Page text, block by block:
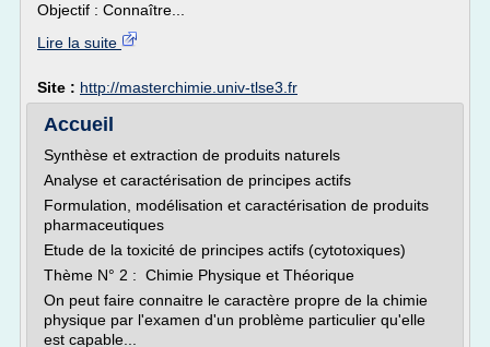
Objectif : Connaître...
Lire la suite
Site : http://masterchimie.univ-tlse3.fr
Accueil
Synthèse et extraction de produits naturels
Analyse et caractérisation de principes actifs
Formulation, modélisation et caractérisation de produits
pharmaceutiques
Etude de la toxicité de principes actifs (cytotoxiques)
Thème N° 2 : Chimie Physique et Théorique
On peut faire connaitre le caractère propre de la chimie
physique par l'examen d'un problème particulier qu'elle
est capable...